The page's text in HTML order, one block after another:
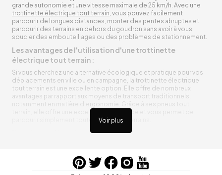
Voir plus
grande autonomie et une vitesse maximale de 25 km/h. Avec une
trottinette électrique tout terrain, vous pouvez facilement
parcourir de longues distances, monter des pentes abruptes et
parcourir des terrains en dehors du goudron sans avoir à vous
soucier des embouteillages ou des problèmes de stationnement.
Les avantages de l'utilisation d'une trottinette
électrique tout terrain :
Si vous cherchez une alternative écologique et pratique pour vos
déplacements en ville ou en campagne, la trottinette électrique
tout terrain est une excellente option. Elle offre de nombreux
avantages par rapport aux moyens de transport traditionnels,
notamment en matière d'ergonomie. Grâce à ses pneus tout
terrain, elle offre une excellente adhérence et vous permet de
parcourir simplement toutes sortes de terrains.
Trottinette électrique tout terrain ergonomique
entre vos trajets, vous n’aurez pas à vous soucier de l’état de sa
batterie. De plus, elle est équipée de pneus résistants qui peuvent